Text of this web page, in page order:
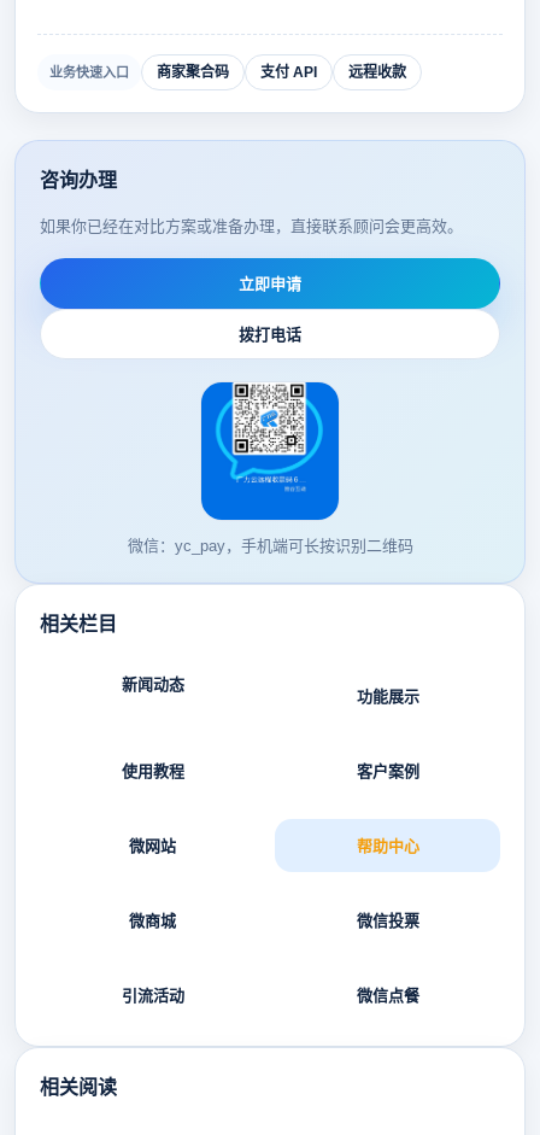
业务快速入口 商家聚合码 支付 API 远程收款
咨询办理
如果你已经在对比方案或准备办理，直接联系顾问会更高效。
立即申请
拨打电话
微信：yc_pay，手机端可长按识别二维码
相关栏目
新闻动态
功能展示
使用教程 客户案例
微网站 帮助中心
微商城 微信投票
引流活动 微信点餐
相关阅读